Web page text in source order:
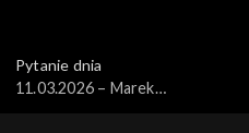
Pytanie dnia
11.03.2026 – Marek